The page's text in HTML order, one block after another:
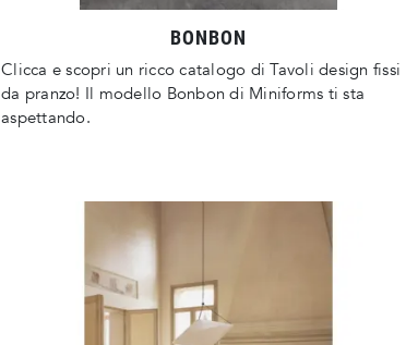
BONBON
Clicca e scopri un ricco catalogo di Tavoli design fissi
da pranzo! Il modello Bonbon di Miniforms ti sta
aspettando.